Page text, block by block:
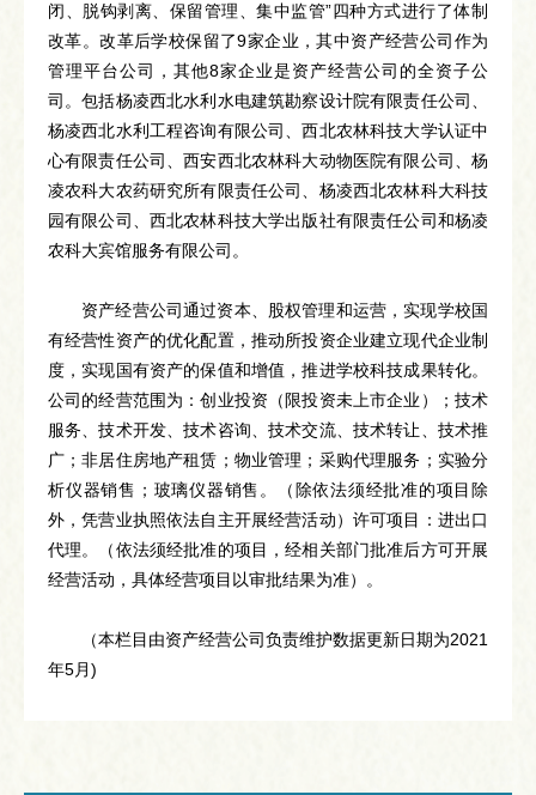
闭、脱钩剥离、保留管理、集中监管”四种方式进行了体制
改革。改革后学校保留了9家企业，其中资产经营公司作为
管理平台公司，其他8家企业是资产经营公司的全资子公
司。包括杨凌西北水利水电建筑勘察设计院有限责任公司、
杨凌西北水利工程咨询有限公司、西北农林科技大学认证中
心有限责任公司、西安西北农林科大动物医院有限公司、杨
凌农科大农药研究所有限责任公司、杨凌西北农林科大科技
园有限公司、西北农林科技大学出版社有限责任公司和杨凌
农科大宾馆服务有限公司。
资产经营公司通过资本、股权管理和运营，实现学校国
有经营性资产的优化配置，推动所投资企业建立现代企业制
度，实现国有资产的保值和增值，推进学校科技成果转化。
公司的经营范围为：创业投资（限投资未上市企业）；技术
服务、技术开发、技术咨询、技术交流、技术转让、技术推
广；非居住房地产租赁；物业管理；采购代理服务；实验分
析仪器销售；玻璃仪器销售。（除依法须经批准的项目除
外，凭营业执照依法自主开展经营活动）许可项目：进出口
代理。（依法须经批准的项目，经相关部门批准后方可开展
经营活动，具体经营项目以审批结果为准）。
（本栏目由资产经营公司负责维护数据更新日期为2021
年5月)